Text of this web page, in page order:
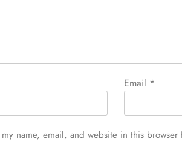
Email *
my name, email, and website in this